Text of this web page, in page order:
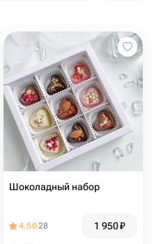
Шоколадный набор
4.5028 1 950₽